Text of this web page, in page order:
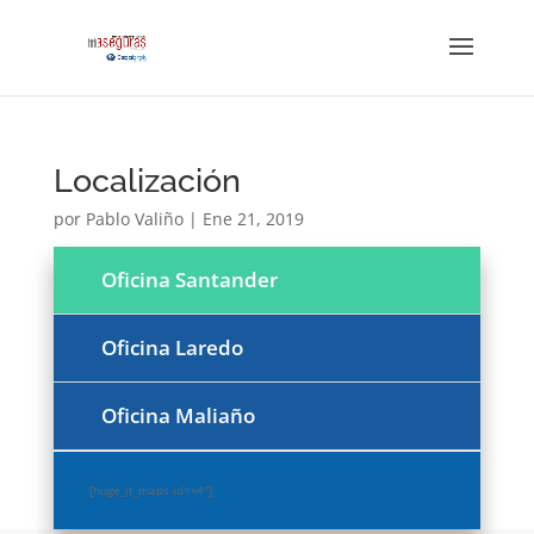
Localización
por Pablo Valiño| Ene 21, 2019
Oficina Santander
Oficina Laredo
Oficina Maliaño
[huge_it_maps id=»4″]